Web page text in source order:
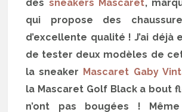
des sneakers Mascaret,
qui propose des
d’excellente qualité ! J’ai déjà
de tester deux modèles de
la sneaker Mascaret Gaby
la Mascaret Golf Black a bout
n’ont pas bougées !